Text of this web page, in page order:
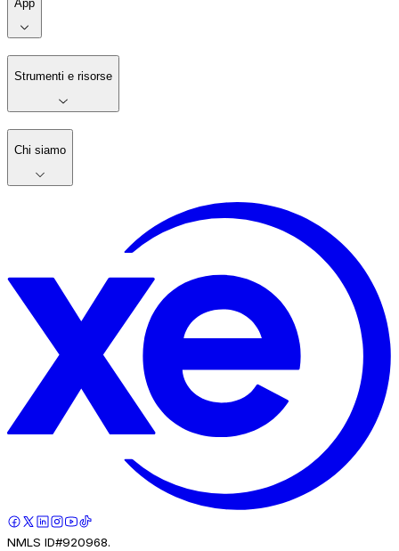
App
Strumenti e risorse
Chi siamo
NMLS ID#920968.